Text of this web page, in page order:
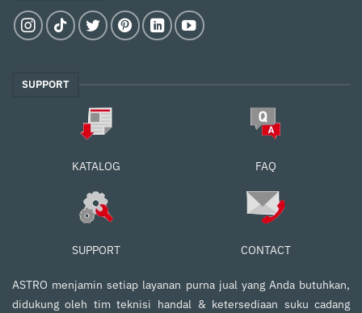
SUPPORT
KATALOG FAQ
SUPPORT CONTACT
ASTRO menjamin setiap layanan purna jual yang Anda butuhkan,
didukung oleh tim teknisi handal & ketersediaan suku cadang